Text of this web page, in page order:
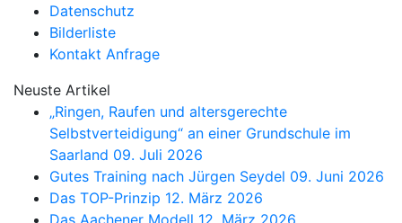
Datenschutz
Bilderliste
Kontakt Anfrage
Neuste Artikel
„Ringen, Raufen und altersgerechte
Selbstverteidigung“ an einer Grundschule im
Saarland 09. Juli 2026
Gutes Training nach Jürgen Seydel 09. Juni 2026
Das TOP-Prinzip 12. März 2026
Das Aachener Modell 12. März 2026